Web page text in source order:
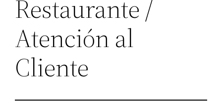
Restaurante /
Atención al
Cliente